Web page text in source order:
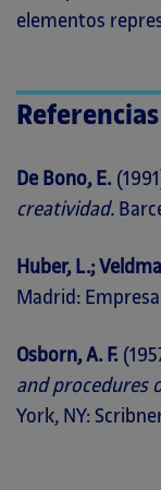
elementos
Referencias
De Bono, E.
creatividad.
Huber, L.;
Madrid:
Osborn, A. F.
and procedures
York, NY: